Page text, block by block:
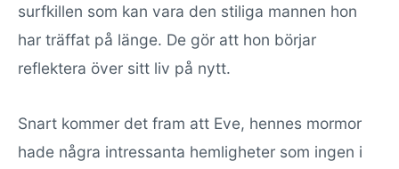
surfkillen som kan vara den stiliga mannen hon
har träffat på länge. De gör att hon börjar
reflektera över sitt liv på nytt.
Snart kommer det fram att Eve, hennes mormor
hade några intressanta hemligheter som ingen i